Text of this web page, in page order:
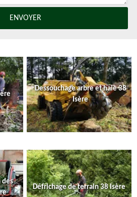
Dessouchage arbre et haie 38
Isère
des
Défrichage de terrain 38 Isère